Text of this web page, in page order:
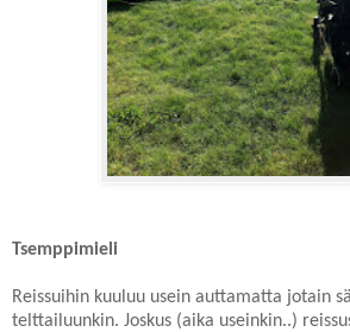
Tsemppimieli
Reissuihin kuuluu usein auttamatta jotain
telttailuunkin. Joskus (aika useinkin..)